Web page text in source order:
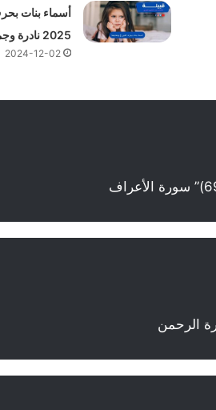
أسماء بنات
2025 نادرة وجميلة
2024-12-02